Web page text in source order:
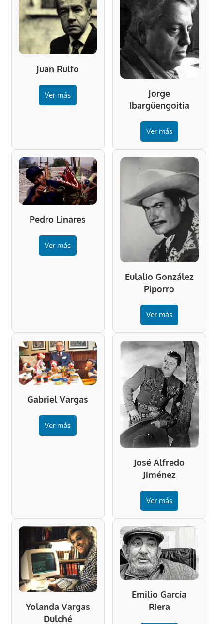
Juan Rulfo
Ver más
Jorge
Ibargüengoitia
Ver más
Pedro Linares
Ver más
Eulalio González
Piporro
Ver más
Gabriel Vargas
Ver más
José Alfredo
Jiménez
Ver más
Yolanda Vargas
Dulché
Emilio García
Riera